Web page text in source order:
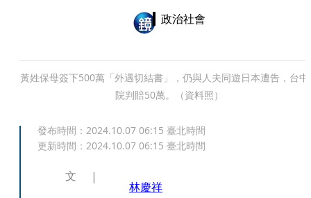
政治社會
黃姓保母簽下500萬「外遇切結書」，仍與人夫同遊日本遭告，台
院判賠50萬。（資料照）
發布時間： 2024.10.07 06:15 臺北時間
更新時間： 2024.10.07 06:15 臺北時間
文
林慶祥